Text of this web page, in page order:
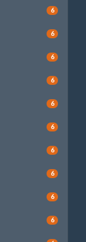
6
6
6
6
6
6
6
6
6
6